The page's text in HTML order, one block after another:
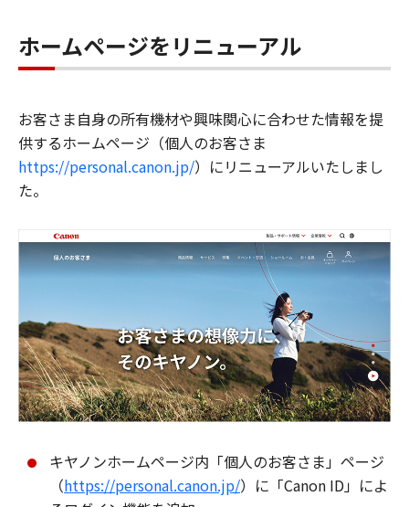
ホームページをリニューアル
お客さま自身の所有機材や興味関心に合わせた情報を提
供するホームページ（個人のお客さま
https://personal.canon.jp/）にリニューアルいたしまし
た。
キヤノンホームページ内「個人のお客さま」ページ
（https://personal.canon.jp/）に「Canon ID」によ